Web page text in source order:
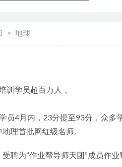
地理
训学员超百万人，
员4月内，23分提至93分，众
理首批网红级名师。
聘为”作业帮导师天团”成员作业